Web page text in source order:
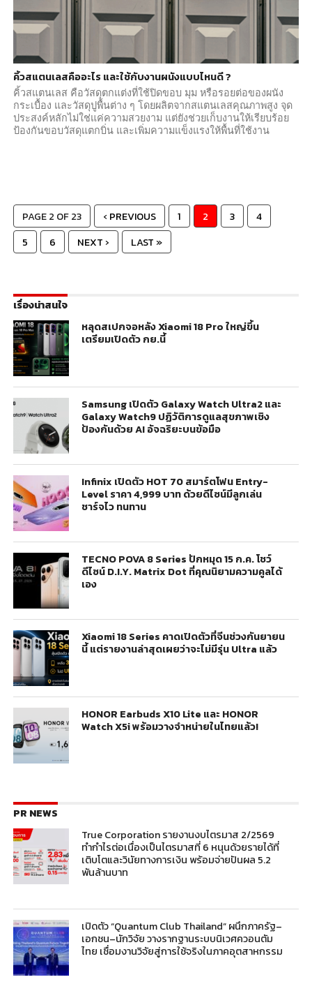
คิ้วสแตนเลสคืออะไร และใช้กับงานผนังแบบไหนดี ?
คิ้วสแตนเลส คือวัสดุตกแต่งที่ใช้ปิดขอบ มุม หรือรอยต่อของผนัง
กระเบื้อง และวัสดุปูพื้นต่าง ๆ โดยผลิตจากสแตนเลสคุณภาพสูง จุด
ประสงค์หลักไม่ใช่แค่ความสวยงาม แต่ยังช่วยเก็บงานให้เรียบร้อย
ป้องกันขอบวัสดุแตกบิ่น และเพิ่มความแข็งแรงให้พื้นที่ใช้งาน
PAGE 2 OF 23 ‹ PREVIOUS 1 2 3
4
5
6 NEXT › LAST »
เรื่องน่าสนใจ
หลุดสเปกจอหลัง Xiaomi 18 Pro ใหญ่ขึ้น
เตรียมเปิดตัว กย.นี้
Samsung เปิดตัว Galaxy Watch Ultra2 และ
Galaxy Watch9 ปฏิวัติการดูแลสุขภาพเชิง
ป้องกันด้วย AI อัจฉริยะบนข้อมือ
Infinix เปิดตัว HOT 70 สมาร์ตโฟน Entry-
Level ราคา 4,999 บาท ด้วยดีไซน์มีลูกเล่น
ชาร์จไว ทนทาน
TECNO POVA 8 Series ปักหมุด 15 ก.ค. โชว์
ดีไซน์ D.I.Y. Matrix Dot ที่คุณนิยามความคูลได้
เอง
Xiaomi 18 Series คาดเปิดตัวที่จีนช่วงกันยายน
นี้ แต่รายงานล่าสุดเผยว่าจะไม่มีรุ่น Ultra แล้ว
HONOR Earbuds X10 Lite และ HONOR
Watch X5i พร้อมวางจำหน่ายในไทยแล้ว!
PR NEWS
True Corporation รายงานงบไตรมาส 2/2569
ทำกำไรต่อเนื่องเป็นไตรมาสที่ 6 หนุนด้วยรายได้ที่
เติบโตและวินัยทางการเงิน พร้อมจ่ายปันผล 5.2
พันล้านบาท
เปิดตัว “Quantum Club Thailand” ผนึกภาครัฐ–
เอกชน–นักวิจัย วางรากฐานระบบนิเวศควอนตัม
ไทย เชื่อมงานวิจัยสู่การใช้จริงในภาคอุตสาหกรรม